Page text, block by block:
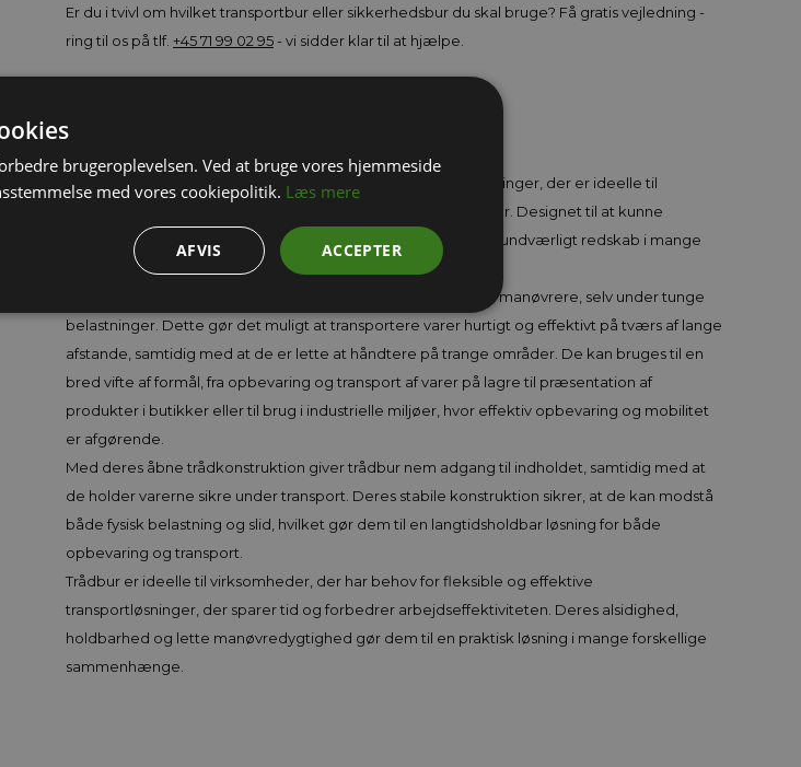
Er du i tvivl om hvilket transportbur eller sikkerhedsbur du skal bruge? Få gratis vejledning -
ring til os på tlf. +45 71 99 02 95 - vi sidder klar til at hjælpe.
Trådbur er robuste og fleksible opbevarings- og transportløsninger, der er ideelle til
håndtering af varer i både professionelle og industrielle miljøer. Designet til at kunne
transportere store mængder af varer effektivt, er trådbur et uundværligt redskab i mange
brancher, fra detailhandel til lager og logistik.
Trådbur er ofte udstyret med hjul, hvilket gør dem nemme at manøvrere, selv under tunge
belastninger. Dette gør det muligt at transportere varer hurtigt og effektivt på tværs af lange
afstande, samtidig med at de er lette at håndtere på trange områder. De kan bruges til en
bred vifte af formål, fra opbevaring og transport af varer på lagre til præsentation af
produkter i butikker eller til brug i industrielle miljøer, hvor effektiv opbevaring og mobilitet
er afgørende.
Med deres åbne trådkonstruktion giver trådbur nem adgang til indholdet, samtidig med at
de holder varerne sikre under transport. Deres stabile konstruktion sikrer, at de kan modstå
både fysisk belastning og slid, hvilket gør dem til en langtidsholdbar løsning for både
opbevaring og transport.
Trådbur er ideelle til virksomheder, der har behov for fleksible og effektive
transportløsninger, der sparer tid og forbedrer arbejdseffektiviteten. Deres alsidighed,
holdbarhed og lette manøvredygtighed gør dem til en praktisk løsning i mange forskellige
sammenhænge.
brugeroplevelsen. Ved at bruge vores hjemmeside
med vores cookiepolitik. Læs mere
ACCEPTER
AFVIS